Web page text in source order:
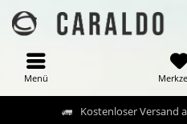
Kostenloser Versand
Menü